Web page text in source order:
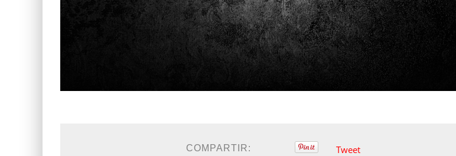
COMPARTIR: Tweet